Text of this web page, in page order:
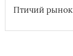
Птичий рынок